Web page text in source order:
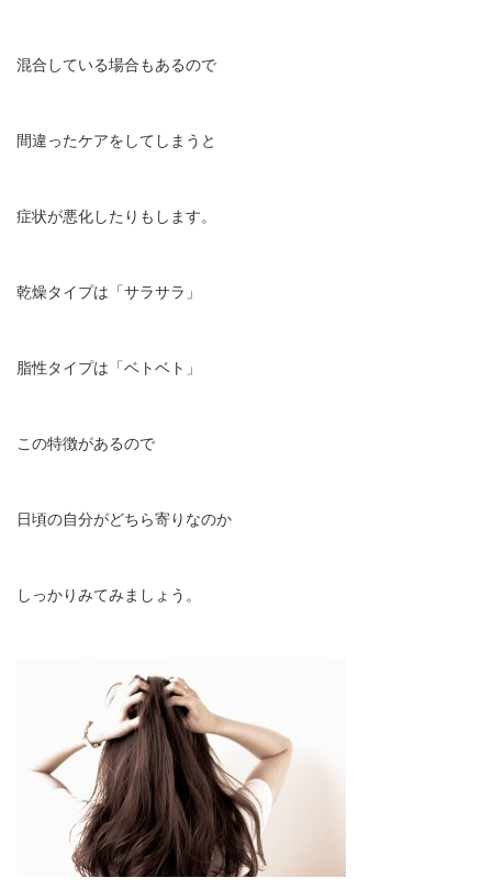
混合している場合もあるので
間違ったケアをしてしまうと
症状が悪化したりもします。
乾燥タイプは「サラサラ」
脂性タイプは「ベトベト」
この特徴があるので
日頃の自分がどちら寄りなのか
しっかりみてみましょう。